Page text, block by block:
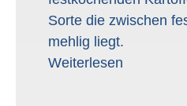
Sorte die zwischen
mehlig liegt.
Weiterlesen